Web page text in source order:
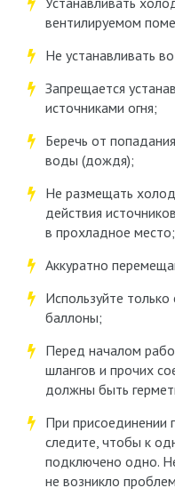
вентилируемом
Не устанавливать
Запрещается
источниками огня;
Беречь от
воды (дождя);
Не размещать
действия
в прохладное место;
Аккуратно
Используйте
баллоны;
Перед началом
шлангов и прочих
должны быть
При присоединении
следите, чтобы к
подключено одно.
не возникло